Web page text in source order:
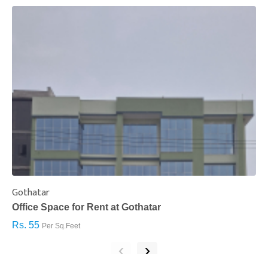
Gothatar
Office Space for Rent at Gothatar
Rs. 55 Per Sq.Feet